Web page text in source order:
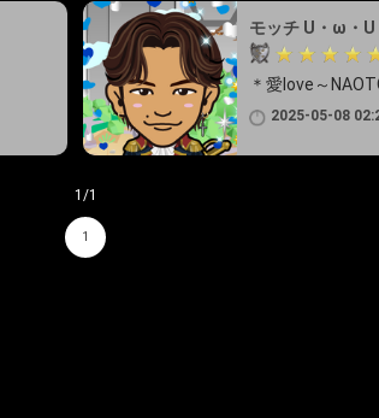
モッチ U・ω・U
＊愛love～
2025-05-08
1/1
1